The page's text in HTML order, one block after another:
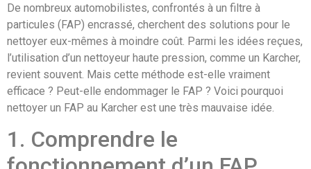
De nombreux automobilistes, confrontés à un filtre à
particules (FAP) encrassé, cherchent des solutions pour le
nettoyer eux-mêmes à moindre coût. Parmi les idées reçues,
l’utilisation d’un nettoyeur haute pression, comme un Karcher,
revient souvent. Mais cette méthode est-elle vraiment
efficace ? Peut-elle endommager le FAP ? Voici pourquoi
nettoyer un FAP au Karcher est une très mauvaise idée.
1. Comprendre le